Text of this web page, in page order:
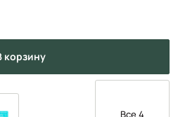
в корзину
Все 4